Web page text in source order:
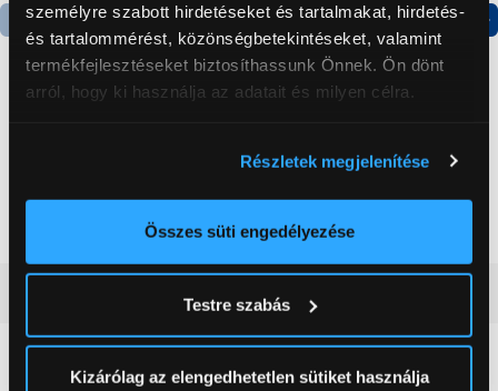
személyre szabott hirdetéseket és tartalmakat, hirdetés-
és tartalommérést, közönségbetekintéseket, valamint
termékfejlesztéseket biztosíthassunk Önnek. Ön dönt
arról, hogy ki használja az adatait és milyen célra.
elhelyezkedéséről pár méteres pontossággal
Az Ön készülékén beazonosítása annak konkrét
módjairól és adja meg preferenciáit aRészletek
pontban. Bármikor módosíthatja vagy visszavonhatja a
Sütinyilatkozathoz való hozzájárulását.
Részletek megjelenítése
Összes süti engedélyezése
Testre szabás
Kizárólag az elengedhetetlen sütiket használja
Termék adatlap
274 990 Ft
Termék adatlap
by side hűtőszekrény
199 999 Ft
0